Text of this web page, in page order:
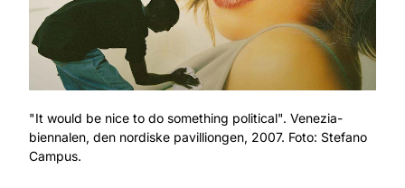
"It would be nice to do something political". Venezia-
biennalen, den nordiske pavilliongen, 2007. Foto: Stefano
Campus.